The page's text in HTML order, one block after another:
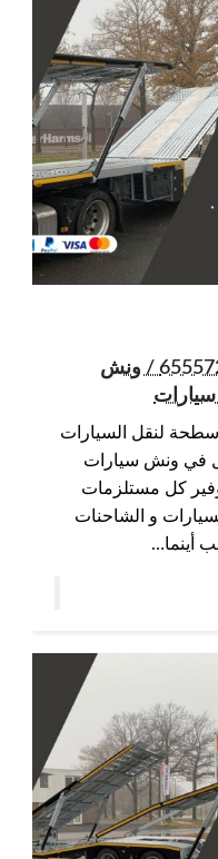
ونش مدينة صباح الاحمد / 65557275 / ونش
سطحة لنقل السيارات
في ونش سيارات
كل مستلزمات
و الشاحنات
أينما…